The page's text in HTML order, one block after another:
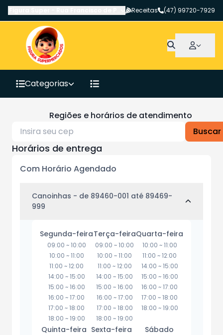
Rua Francisco de Paula Pereira, Canoinhas-SC
Receitas (47) 99720-7929
Categorias
Regiões e horários de atendimento
Buscar
Horários de entrega
Com Horário Agendado
Canoinhas - de 89460-001 até 89469-
999
Segunda-feira
09:00 ~10:00
10:00 ~11:00
11:00 ~12:00
14:00 ~15:00
15:00 ~16:00
16:00 ~17:00
17:00 ~18:00
18:00 ~19:00
Terça-feira
09:00 ~10:00
10:00 ~11:00
11:00 ~12:00
14:00 ~15:00
15:00 ~16:00
16:00 ~17:00
17:00 ~18:00
18:00 ~19:00
Quarta-feira
10:00 ~11:00
11:00 ~12:00
14:00 ~15:00
15:00 ~16:00
16:00 ~17:00
17:00 ~18:00
18:00 ~19:00
Quinta-feira Sexta-feira Sábado